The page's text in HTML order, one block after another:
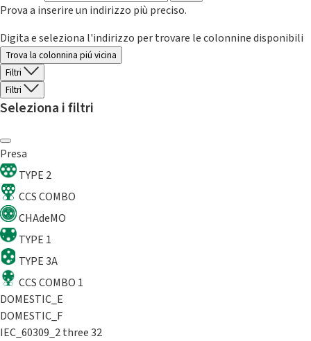
Prova a inserire un indirizzo più preciso.
Digita e seleziona l'indirizzo per trovare le colonnine disponibili
Trova la colonnina piú vicina
Filtri
Filtri
Seleziona i filtri
Presa
TYPE 2
CCS COMBO
CHAdeMO
TYPE 1
TYPE 3A
CCS COMBO 1
DOMESTIC_E
DOMESTIC_F
IEC_60309_2 three 32